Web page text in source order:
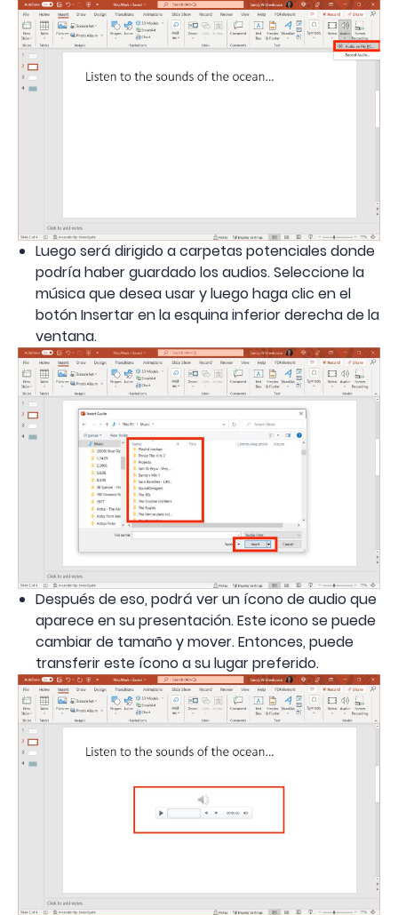
Luego será dirigido a carpetas potenciales donde
podría haber guardado los audios. Seleccione la
música que desea usar y luego haga clic en el
botón Insertar en la esquina inferior derecha de la
ventana.
Después de eso, podrá ver un ícono de audio que
aparece en su presentación. Este icono se puede
cambiar de tamaño y mover. Entonces, puede
transferir este ícono a su lugar preferido.